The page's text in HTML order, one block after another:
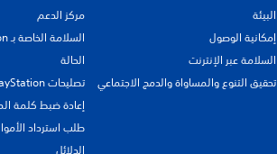
البيئة
إمكانية الوصول
السلامة عبر الإنترنت
تحقيق التنوع والمساواة والدمج الاجتماعي
مركز الدعم
السلامة الخاصة بـ PlayStation
الحالة
تصليحات PlayStation
إعادة ضبط كلمة
طلب استرداد
الدلائل